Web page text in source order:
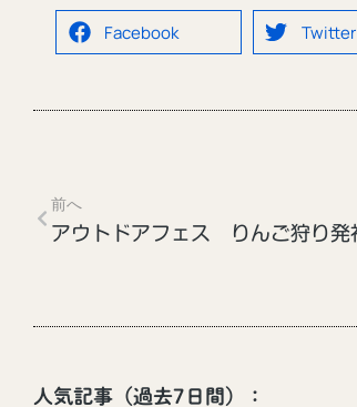
Facebook Twitter
前へ
人気記事（過去7日間）：